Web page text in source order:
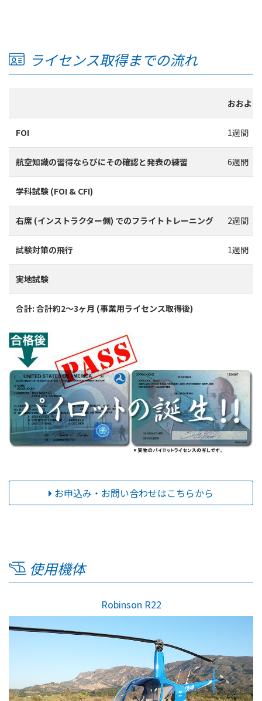
ライセンス取得までの流れ
おおよ
FOI 1週間
航空知識の習得ならびにその確認と発表の練習 6週間
学科試験 (FOI & CFI)
右席 (インストラクター側) でのフライトトレーニング 2週間
試験対策の飛行 1週間
実地試験
合計: 合計約2〜3ヶ月 (事業用ライセンス取得後)
お申込み・お問い合わせはこちらから
使用機体
Robinson R22